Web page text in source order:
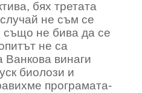
бях третата
не съм се
не бива да се
не са
винаги
биолози и
програмата-